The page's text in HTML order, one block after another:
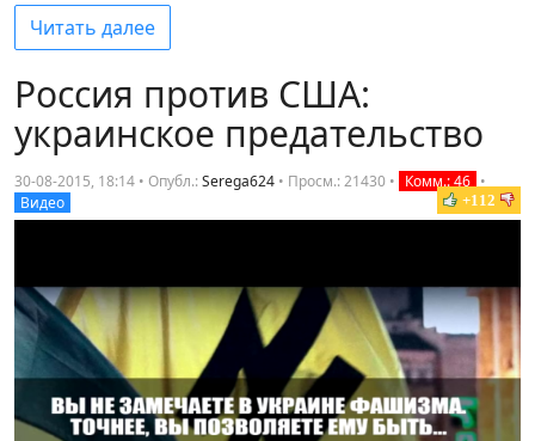
Читать далее
Россия против США:
украинское предательство
30-08-2015, 18:14 • Опубл.:Serega624 • Просм.: 21430 • Комм.: 46 •
Видео
+112